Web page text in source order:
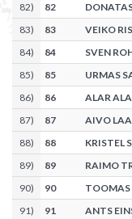
82) 82
83) 83 VEIKO
84) 84 SVEN
85) 85 URMAS
86) 86 ALAR
87) 87 AIVO
88) 88 KRISTEL
89) 89 RAIMO
90) 90 TOOMAS
91) 91 ANTS